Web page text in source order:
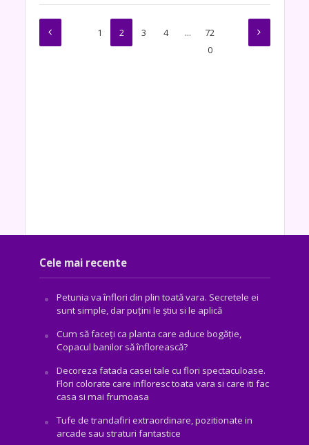
1 2 3 4 …
72
0
Cele mai recente
Petunia va înflori din plin toată vara. Secretele ei
sunt simple, dar puțini le știu si le aplică
Cum să faceți ca planta care aduce bogăţie,
Copacul banilor să înflorească?
Decoreza fatada casei tale cu flori spectaculoase.
Flori colorate care infloresc toata vara si care iti fac
casa si mai frumoasa
Tufe de trandafiri extraordinare, pozitionate in
arcade sau straturi fantastice